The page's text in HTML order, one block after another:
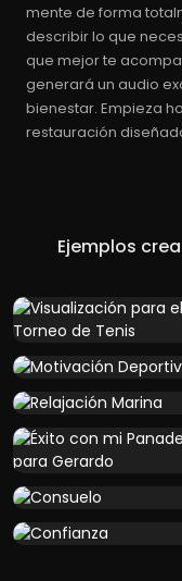
mente de forma
describir lo que
que mejor te
generará un audio
bienestar. Empieza
restauración
Ejemplos